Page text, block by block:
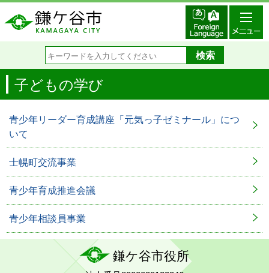
子どもの学び
青少年リーダー育成講座「元気っ子ゼミナール」につ
いて
士幌町交流事業
青少年育成推進会議
青少年相談員事業
鎌ケ谷市役所